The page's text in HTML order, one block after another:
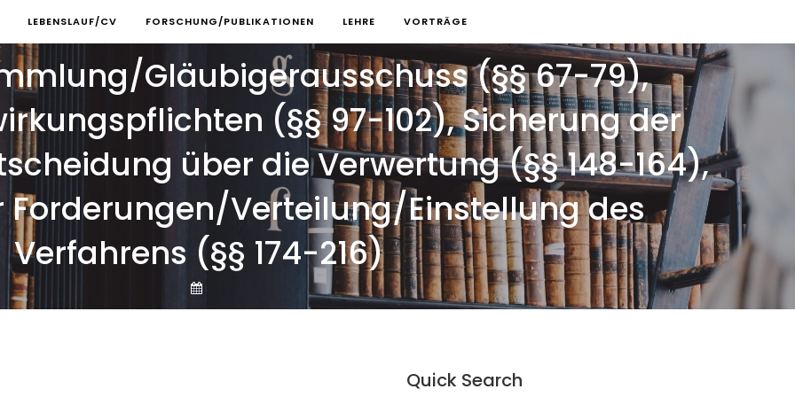
LEBENSLAUF/CV FORSCHUNG/PUBLIKATIONEN LEHRE VORTRÄGE
Gläubigerausschuss (§§ 67-79),
(§§ 97-102), Sicherung der
über die Verwertung (§§ 148-164),
Forderungen/Verteilung/Einstellung des
Verfahrens (§§ 174-216)
Quick Search